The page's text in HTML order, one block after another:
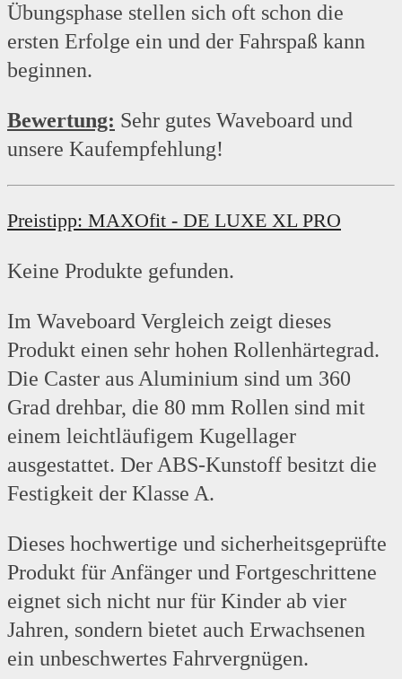
Übungsphase stellen sich oft schon die
ersten Erfolge ein und der Fahrspaß kann
beginnen.
Bewertung: Sehr gutes Waveboard und
unsere Kaufempfehlung!
Preistipp: MAXOfit - DE LUXE XL PRO
Keine Produkte gefunden.
Im Waveboard Vergleich zeigt dieses
Produkt einen sehr hohen Rollenhärtegrad.
Die Caster aus Aluminium sind um 360
Grad drehbar, die 80 mm Rollen sind mit
einem leichtläufigem Kugellager
ausgestattet. Der ABS-Kunstoff besitzt die
Festigkeit der Klasse A.
Dieses hochwertige und sicherheitsgeprüfte
Produkt für Anfänger und Fortgeschrittene
eignet sich nicht nur für Kinder ab vier
Jahren, sondern bietet auch Erwachsenen
ein unbeschwertes Fahrvergnügen.